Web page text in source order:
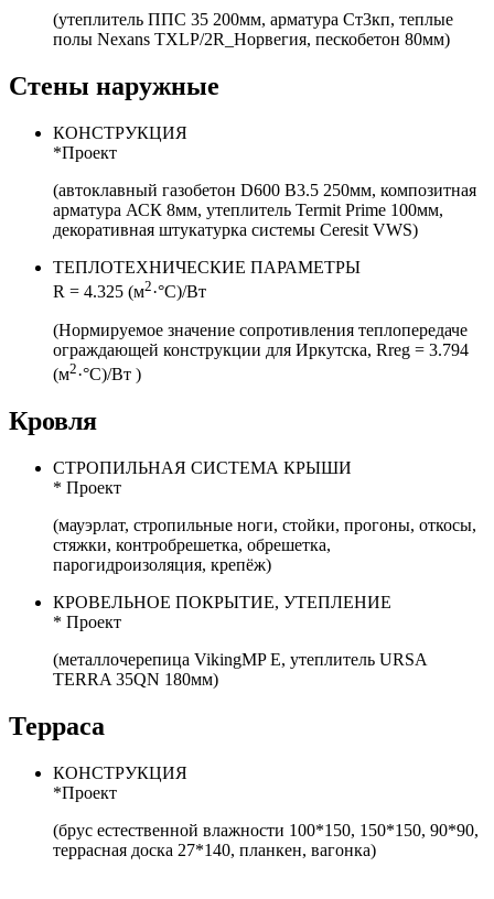
(утеплитель ППС 35 200мм, арматура Ст3кп, теплые
полы Nexans TXLP/2R_Норвегия, пескобетон 80мм)
Стены наружные
КОНСТРУКЦИЯ
*Проект
(автоклавный газобетон D600 B3.5 250мм, композитная
арматура АСК 8мм, утеплитель Termit Prime 100мм,
декоративная штукатурка системы Ceresit VWS)
ТЕПЛОТЕХНИЧЕСКИЕ ПАРАМЕТРЫ
R = 4.325 (м2·°С)/Вт
(Нормируемое значение сопротивления теплопередаче
ограждающей конструкции для Иркутска, Rreg = 3.794
(м2·°С)/Вт )
Кровля
СТРОПИЛЬНАЯ СИСТЕМА КРЫШИ
* Проект
(мауэрлат, стропильные ноги, стойки, прогоны, откосы,
стяжки, контробрешетка, обрешетка,
парогидроизоляция, крепёж)
КРОВЕЛЬНОЕ ПОКРЫТИЕ, УТЕПЛЕНИЕ
* Проект
(металлочерепица VikingMP E, утеплитель URSA
TERRA 35QN 180мм)
Терраса
КОНСТРУКЦИЯ
*Проект
(брус естественной влажности 100*150, 150*150, 90*90,
террасная доска 27*140, планкен, вагонка)